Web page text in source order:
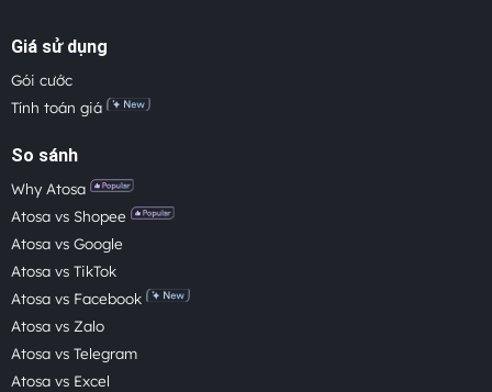
Giá sử dụng
Gói cước
Tính toán giá
So sánh
Why Atosa
Atosa vs Shopee
Atosa vs Google
Atosa vs TikTok
Atosa vs Facebook
Atosa vs Zalo
Atosa vs Telegram
Atosa vs Excel